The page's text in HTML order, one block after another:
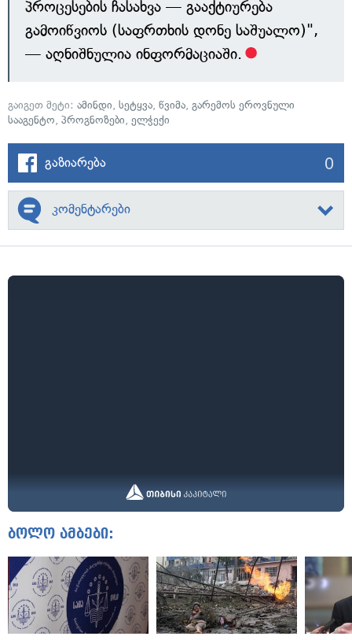
პროცესების ჩასახვა — გააქტიურება
გამოიწვიოს (საფრთხის დონე საშუალო)",
— აღნიშნულია ინფორმაციაში.
გაიგეთ მეტი: ამინდი, სეტყვა, წვიმა, გარემოს ეროვნული
სააგენტო, პროგნოზები, ელჭექი
გაზიარება 0
კომენტარები
ბოლო ამბები: